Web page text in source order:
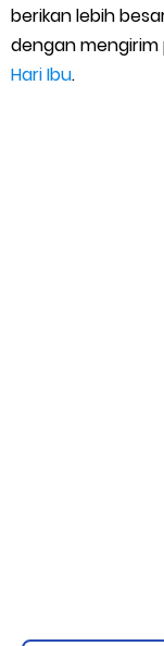
berikan lebih
dengan mengirim
Hari Ibu.